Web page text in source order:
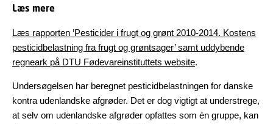
Læs mere
Læs rapporten ’Pesticider i frugt og grønt 2010-2014. Kostens
pesticidbelastning fra frugt og grøntsager’ samt uddybende
regneark på DTU Fødevareinstituttets website.
Undersøgelsen har beregnet pesticidbelastningen for danske
kontra udenlandske afgrøder. Det er dog vigtigt at understrege,
at selv om udenlandske afgrøder opfattes som én gruppe, kan